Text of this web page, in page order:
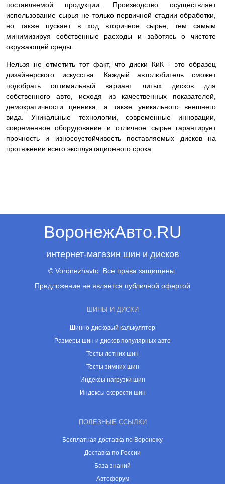
поставляемой продукции. Производство осуществляет
использование сырья не только первичной стадии обработки,
но также пускает в ход вторичное сырье, тем самым
минимизируя собственные расходы и заботясь о чистоте
окружающей среды.
Нельзя не отметить тот факт, что диски КиК - это образец
дизайнерского искусства. Каждый автолюбитель сможет
подобрать оптимальный вариант литых дисков для
собственного авто, исходя из качественных показателей,
демократичности ценника, а также уникального внешнего
вида. Уникальные технологии, современные инновации,
современное оборудование и отличное сырье гарантирует
прочность и износоустойчивость поставляемых дисков на
протяжении всего эксплуатационного срока.
ВоронежАвто.RU
интернет-магазин шин и дисков
© Voronezhavto. Все права защищены.
Предложение не является публичной офертой
ШИНЫ И ДИСКИ
Шинно-дисковый калькулятор
Размеры шин и дисков популярных авто
Тесты летних шин
Тесты зимних шин
Индексы нагрузки шин
Индексы скорости шин
ПОЛЕЗНЫЕ ССЫЛКИ
Бесплатная доставка по Воронежу
Доставка по России
База знаний
Автофорум